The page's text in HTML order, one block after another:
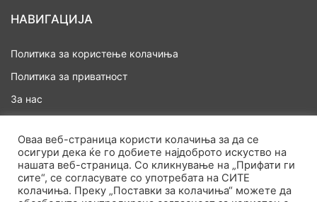
НАВИГАЦИЈА
Политика за користење колачиња
Политика за приватност
За нас
Оваа веб-страница користи колачиња за да се
осигури дека ќе го добиете најдоброто искуство на
нашата веб-страница. Со кликнување на „Прифати ги
сите“, се согласувате со употребата на СИТЕ
колачиња. Преку „Поставки за колачиња“ можете да